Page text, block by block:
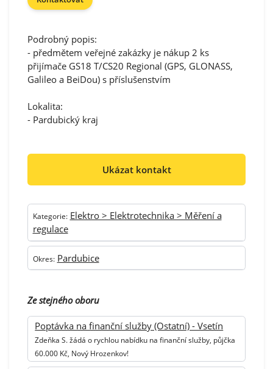
Podrobný popis:
- předmětem veřejné zakázky je nákup 2 ks
přijímače GS18 T/CS20 Regional (GPS, GLONASS,
Galileo a BeiDou) s příslušenstvím
Lokalita:
- Pardubický kraj
Ukázat kontakt
Kategorie: Elektro > Elektrotechnika > Měření a
regulace
Okres: Pardubice
Ze stejného oboru
Poptávka na finanční služby (Ostatní) - Vsetín
Zdeňka S. žádá o rychlou nabídku na finanční služby, půjčka
60.000 Kč, Nový Hrozenkov!